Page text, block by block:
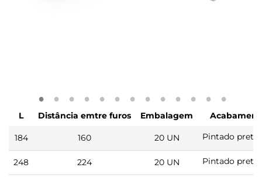
L Distância emtre furos Embalagem
184 160 20 UN Pintado preto
248 224 20 UN Pintado preto